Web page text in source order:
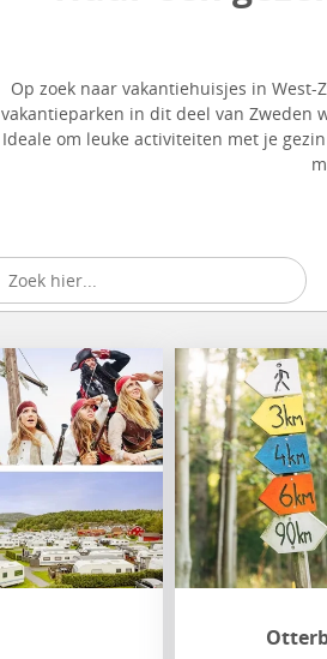
Op zoek naar vakantiehuisjes in
vakantieparken in dit deel van Zweden
Ideale om leuke activiteiten met je